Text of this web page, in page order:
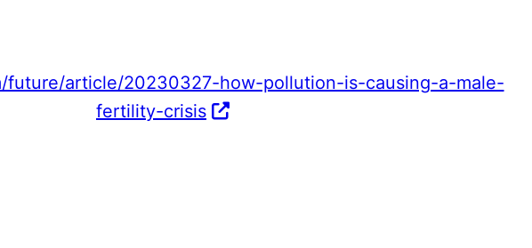
future/article/20230327-how-pollution-is-causing-a-male-
fertility-crisis